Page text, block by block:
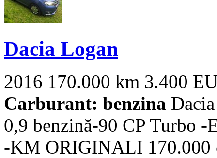
Dacia Logan
2016 170.000 km 3.400
Carburant: benzina
0,9 benzină-90 CP Turbo -
-KM ORIGINALI 170.000